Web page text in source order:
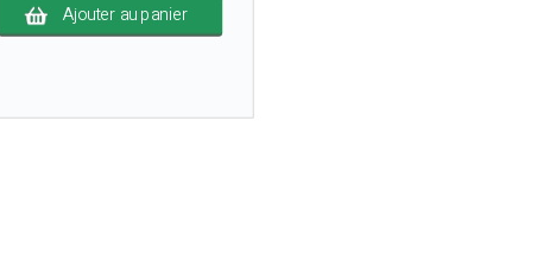
Ajouter au panier